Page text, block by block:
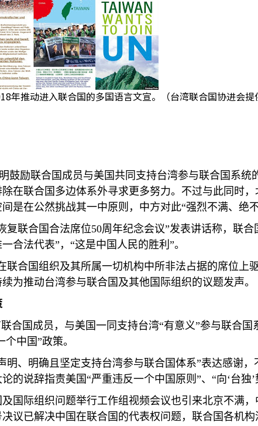
年推动进入联合国的多国语言文宣。（台湾联合国协进会提
鼓励联合国成员与美国共同支持台湾参与联合国系统
在联合国多边体系外寻求更多努力。不过与此同时
是在公然挑战其一中原则，中方对此“强烈不满、绝
复联合国合法席位50周年纪念会议”发表讲话称，联合
合法代表”，“这是中国人民的胜利”。
联合国组织及其所属一切机构中所非法占据的席位上
为推动台湾参与联合国及其他国际组织的议题发声。
合国成员，与美国一同支持台湾“有意义”参与联合
中国”政策。
明、明确且坚定支持台湾参与联合国体系”表达感谢
的说辞指责美国“严重违反一个中国原则”、“向‘台独
国际组织问题举行工作组视频会议也引来北京不满
决议已解决中国在联合国的代表权问题，联合国各机